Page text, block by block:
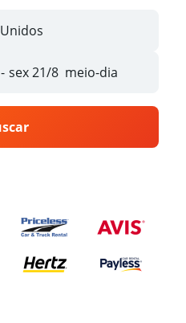
- sex 21/8 meio-dia